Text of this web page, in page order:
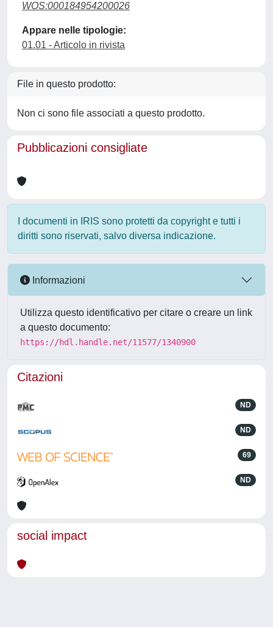
WOS:000184954200026
Appare nelle tipologie:
01.01 - Articolo in rivista
File in questo prodotto:
Non ci sono file associati a questo prodotto.
Pubblicazioni consigliate
I documenti in IRIS sono protetti da copyright e tutti i
diritti sono riservati, salvo diversa indicazione.
Informazioni
Utilizza questo identificativo per citare o creare un link
a questo documento:
https://hdl.handle.net/11577/1340900
Citazioni
ND
ND
69
ND
social impact